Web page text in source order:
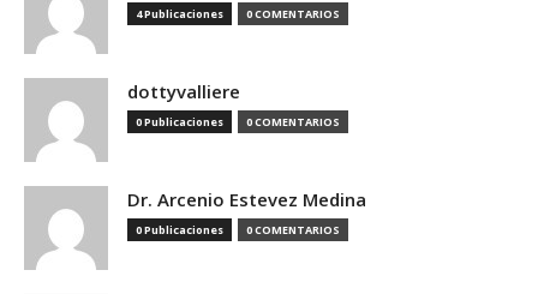
4 Publicaciones 0 COMENTARIOS
dottyvalliere
0 Publicaciones 0 COMENTARIOS
Dr. Arcenio Estevez Medina
0 Publicaciones 0 COMENTARIOS